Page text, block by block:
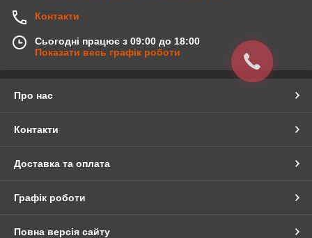
Контакти
Сьогодні працює з 09:00 до 18:00
Показати весь графік роботи
Про нас
Контакти
Доставка та оплата
Графік роботи
Повна версія сайту